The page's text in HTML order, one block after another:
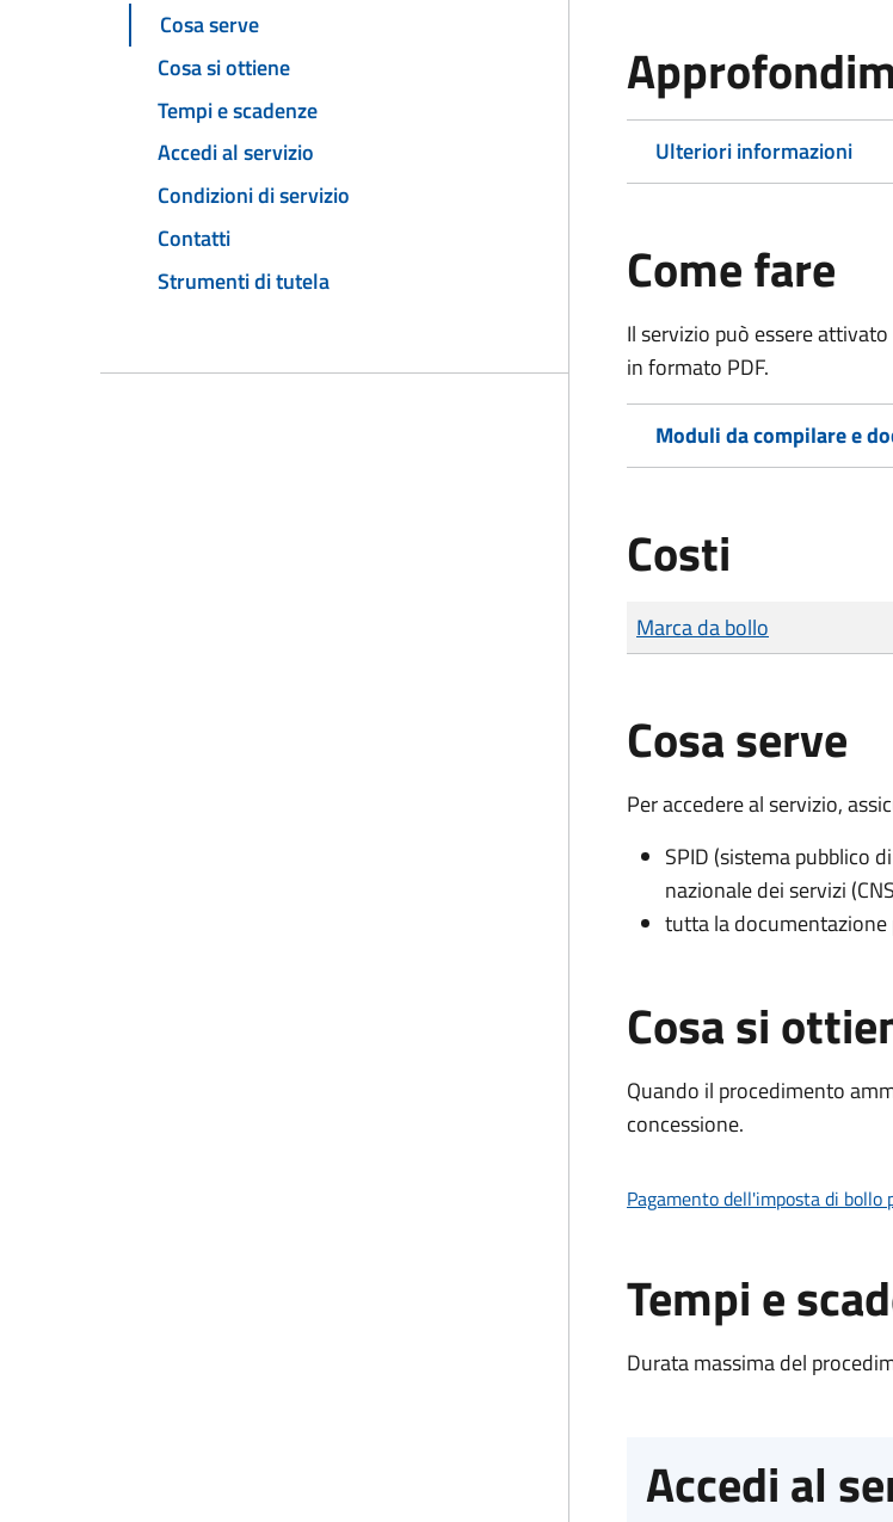
Cosa serve
Cosa si ottiene
Tempi e scadenze
Accedi al servizio
Condizioni di servizio
Contatti
Strumenti di tutela
Ulteriori informazioni
Come fare
Il servizio può essere
in formato PDF.
Moduli da compilare e
Costi
Tipo di pagamento
Importo
Marca da bollo
Cosa serve
Per accedere al servizio,
SPID (sistema pubblico
nazionale dei servizi
tutta la documentazione
Cosa si
Quando il procedimento
concessione.
Pagamento dell'imposta di
Tempi e
Durata massima del
Accedi al